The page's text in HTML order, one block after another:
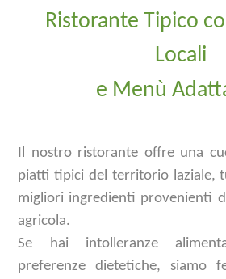
Ristorante Tipico
Locali
e Menù
Il nostro ristorante offre una
piatti tipici del territorio laziale,
migliori ingredienti provenienti
agricola.
Se hai intolleranze
preferenze dietetiche, siamo